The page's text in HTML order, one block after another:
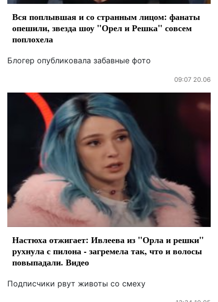
Вся поплывшая и со странным лицом: фанаты
опешили, звезда шоу "Орел и Решка" совсем
поплохела
Блогер опубликовала забавные фото
09:07 20.06
Настюха отжигает: Ивлеева из "Орла и решки"
рухнула с пилона - загремела так, что и волосы
повыпадали. Видео
Подписчики рвут животы со смеху